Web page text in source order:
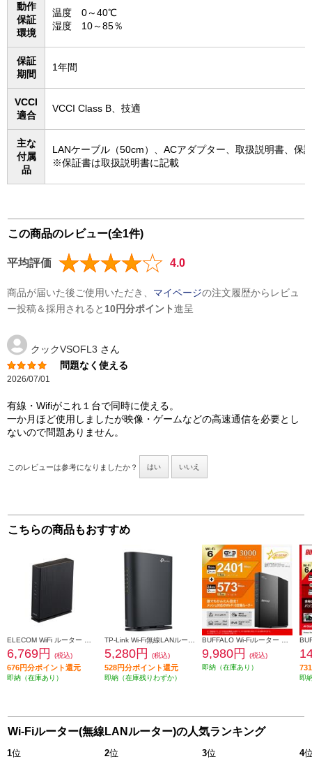
動作
保証
環境
温度 0～40℃
湿度 10～85％
保証
期間
1年間
VCCI
適合
VCCI Class B、技適
主な
付属
品
LANケーブル（50cm）、ACアダプター、取扱説明書、保
※保証書は取扱説明書に記載
この商品のレビュー(全1件)
平均評価 4.0
商品が届いた後ご使用いただき、 マイページの注文履歴からレビュ
ー投稿＆採用されると 10円分ポイント進呈
クックVSOFL3 さん
問題なく使える
2026/07/01
有線・Wifiがこれ１台で同時に使える。
一か月ほど使用しましたが映像・ゲームなどの高速通信を必要とし
ないので問題ありません。
このレビューは参考になりましたか？ はい いいえ
こちらの商品もおすすめ
6,769円 (税込)
676円分ポイント還元
即納（在庫あり）
5,280円 (税込)
528円分ポイント還元
即納（在庫残りわずか）
9,980円
(税込)
即納（在庫あり）
即
Wi-Fiルーター(無線LANルーター)の人気ランキング
1位 2位 3位 4